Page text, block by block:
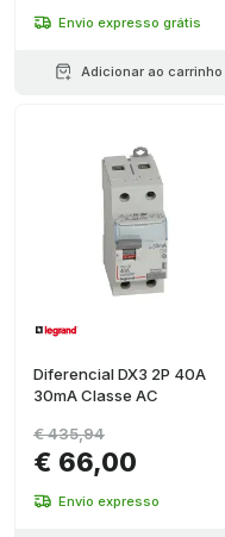
Envio expresso grátis
Adicionar ao carrinho
Diferencial DX3 2P 40A
30mA Classe AC
€ 66,00
€ 435,94
Envio expresso